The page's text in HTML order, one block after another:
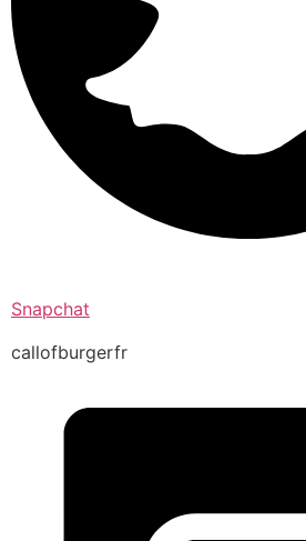
Snapchat
callofburgerfr